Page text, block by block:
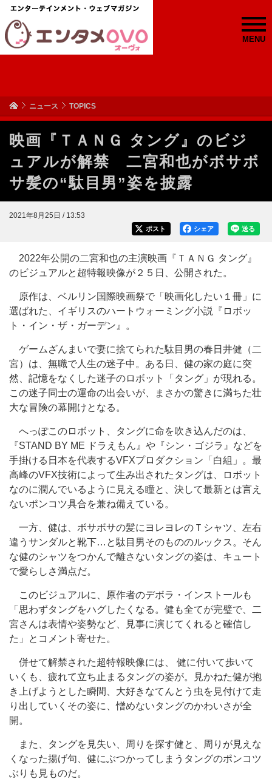
MENU
ニュース TOPICS
映画『ＴＡＮＧ タング』のビジ
ュアルが解禁 二宮和也がボサボ
サ髪の“駄目男”姿を披露
2021年8月25日 / 13:53
送る
シェア
ポスト
2022年公開の二宮和也の主演映画『ＴＡＮＧ タング』
のビジュアルと超特報映像が２５日、公開された。
原作は、ベルリン国際映画祭で「映画化したい１冊」に
選ばれた、イギリスのハートウォーミング小説『ロボッ
ト・イン・ザ・ガーデン』。
ゲームざんまいで妻に捨てられた駄目男の春日井健（二
宮）は、無職で人生の迷子中。ある日、健の家の庭に突
然、記憶をなくした迷子のロボット「タング」が現れる。
この迷子同士の運命の出会いが、まさかの驚きに満ちた壮
大な冒険の幕開けとなる。
へっぽこのロボット、タングに命を吹き込んだのは、
『STAND BY ME ドラえもん』や『シン・ゴジラ』などを
手掛ける日本を代表するVFXプロダクション「白組」。最
高峰のVFX技術によって生み出されたタングは、ロボット
なのに潤んでいるように見える瞳と、決して最新とは言え
ないポンコツ具合を兼ね備えている。
一方、健は、ボサボサの髪にヨレヨレのＴシャツ、左右
違うサンダルと靴下…と駄目男そのもののルックス。そん
な健のシャツをつかんで離さないタングの姿は、キュート
で愛らしさ満点だ。
このビジュアルに、原作者のデボラ・インストールも
「思わずタングをハグしたくなる。健も全てが完璧で、二
宮さんは表情や姿勢など、見事に演じてくれると確信し
た」とコメント寄せた。
併せて解禁された超特報映像には、 健に付いて歩いて
いくも、疲れて立ち止まるタングの姿が。見かねた健が抱
き上げようとした瞬間、大好きなてんとう虫を見付けて走
り出していくその姿に、憎めないタングのかわいさが全
開。
また、タングを見失い、周りを探す健と、周りが見えな
くなった揚げ句、健にぶつかってしまうタングのポンコツ
ぶりも見ものだ。